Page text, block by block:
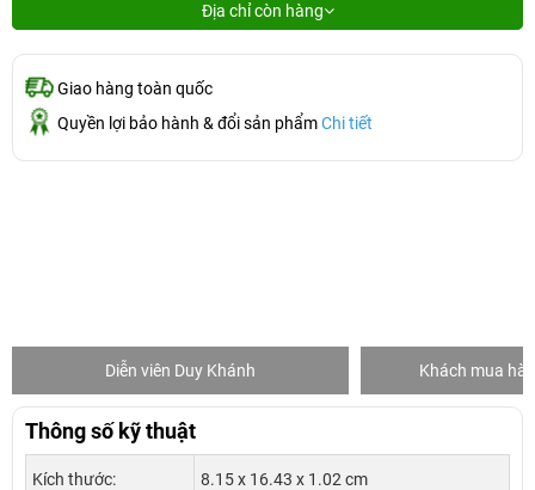
Địa chỉ còn hàng
Giao hàng toàn quốc
Quyền lợi bảo hành & đổi sản phẩmChi tiết
Diễn viên Duy Khánh Khách mua
Thông số kỹ thuật
Kích thước: 8.15 x 16.43 x 1.02 cm